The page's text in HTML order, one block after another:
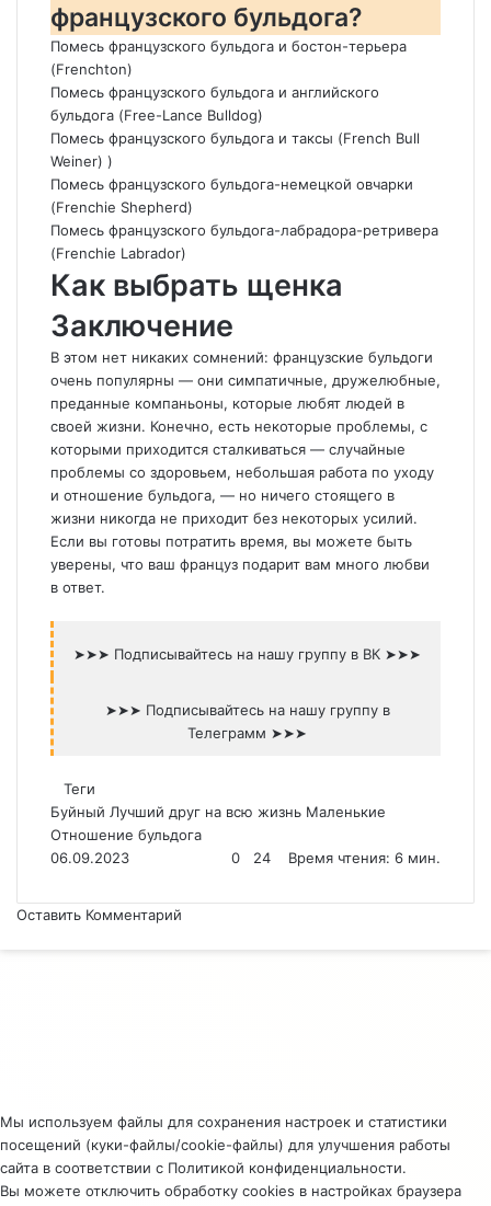
французского бульдога?
Помесь французского бульдога и бостон-терьера
(Frenchton)
Помесь французского бульдога и английского
бульдога (Free-Lance Bulldog)
Помесь французского бульдога и таксы (French Bull
Weiner) )
Помесь французского бульдога-немецкой овчарки
(Frenchie Shepherd)
Помесь французского бульдога-лабрадора-ретривера
(Frenchie Labrador)
Как выбрать щенка
Заключение
В этом нет никаких сомнений: французские бульдоги
очень популярны — они симпатичные, дружелюбные,
преданные компаньоны, которые любят людей в
своей жизни. Конечно, есть некоторые проблемы, с
которыми приходится сталкиваться — случайные
проблемы со здоровьем, небольшая работа по уходу
и отношение бульдога, — но ничего стоящего в
жизни никогда не приходит без некоторых усилий.
Если вы готовы потратить время, вы можете быть
уверены, что ваш француз подарит вам много любви
в ответ.
➤➤➤ Подписывайтесь на нашу группу в ВК ➤➤➤
➤➤➤ Подписывайтесь на нашу группу в
Телеграмм ➤➤➤
Теги
Буйный Лучший друг на всю жизнь Маленькие
Отношение бульдога
06.09.2023
0 24 Время чтения: 6 мин.
Оставить Комментарий
Мы используем файлы для сохранения настроек и статистики
посещений (куки-файлы/cookie-файлы) для улучшения работы
сайта в соответствии с Политикой конфиденциальности.
Вы можете отключить обработку cookies в настройках браузера